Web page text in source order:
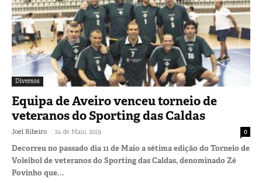
Diversos
Equipa de Aveiro venceu torneio de
veteranos do Sporting das Caldas
Joel Ribeiro - 24 de Maio, 2019 0
Decorreu no passado dia 11 de Maio a sétima edição do Torneio de
Voleibol de veteranos do Sporting das Caldas, denominado Zé
Povinho que...